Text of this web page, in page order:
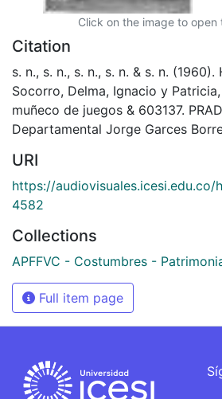
Click on the image to open
Citation
s. n., s. n., s. n., s. n. & s. n.
Socorro, Delma, Ignacio y
muñeco de juegos & 603137.
Departamental Jorge Garces
URI
https://audiovisuales.icesi.edu.co/
4582
Collections
APFFVC - Costumbres -
Full item page